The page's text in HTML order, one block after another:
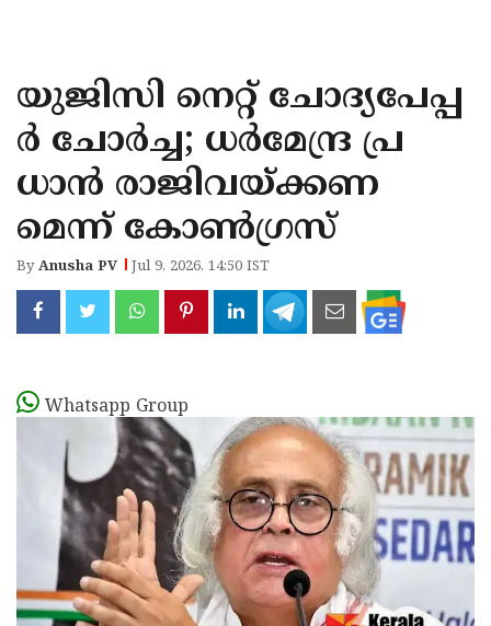
KANNUR
KASARAGOD
യുജിസി നെറ്റ് ചോദ്യപേപ്പ
ർ ചോർച്ച; ധർമേന്ദ്ര പ്ര
ധാൻ രാജിവയ്ക്കണ
മെന്ന് കോൺഗ്രസ്
ByAnusha PV Jul 9, 2026, 14:50 IST
Whatsapp Group